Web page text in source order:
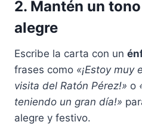
2. Mantén un
alegre
Escribe la carta con un
frases como «¡Estoy muy
visita del Ratón Pérez!» o
teniendo un gran día!»
alegre y festivo.